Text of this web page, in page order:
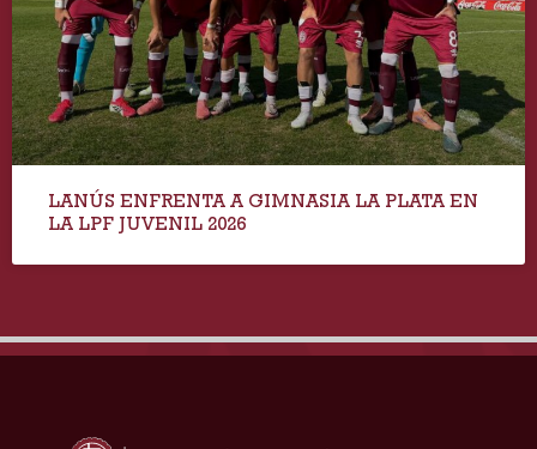
LANÚS ENFRENTA A GIMNASIA LA PLATA EN
LA LPF JUVENIL 2026